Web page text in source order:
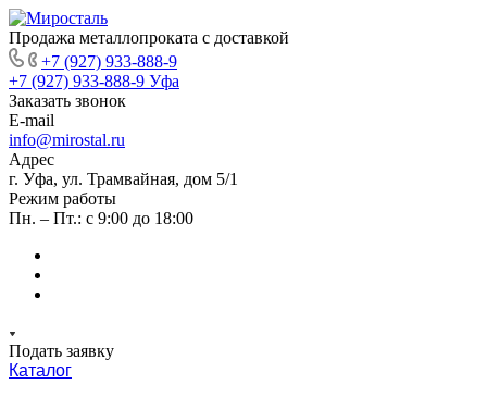
Продажа металлопроката с доставкой
+7 (927) 933-888-9
+7 (927) 933-888-9 Уфа
Заказать звонок
E-mail
info@mirostal.ru
Адрес
г. Уфа, ул. Трамвайная, дом 5/1
Режим работы
Пн. – Пт.: с 9:00 до 18:00
Подать заявку
Каталог